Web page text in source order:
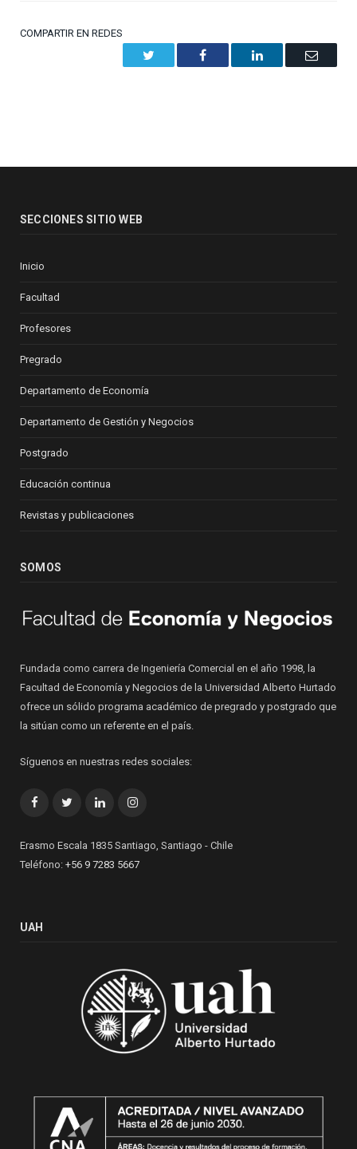
COMPARTIR EN REDES
Facebook LinkedIn Email
SECCIONES SITIO WEB
Inicio
Facultad
Profesores
Pregrado
Departamento de Economía
Departamento de Gestión y Negocios
Postgrado
Educación continua
Revistas y publicaciones
SOMOS
Fundada como carrera de Ingeniería Comercial en el año 1998, la
Facultad de Economía y Negocios de la Universidad Alberto Hurtado
ofrece un sólido programa académico de pregrado y postgrado que
la sitúan como un referente en el país.
Síguenos en nuestras redes sociales:
FacebookTwitterLinkedInInstagram
Erasmo Escala 1835 Santiago, Santiago - Chile
Teléfono: +56 9 7283 5667
UAH